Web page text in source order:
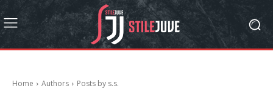
Home Authors Posts by s.s.